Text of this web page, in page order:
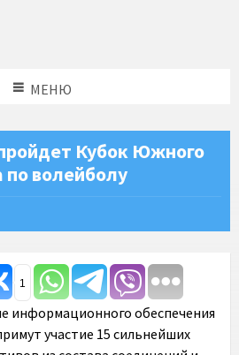
МЕНЮ
Кубок Южного
по волейболу
1
информационного обеспечения
участие 15 сильнейших